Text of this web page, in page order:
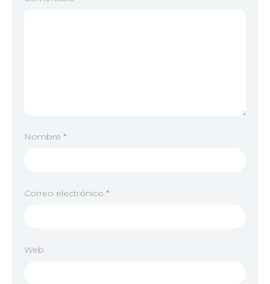
8
Nombre *
Correo electrónico *
Web